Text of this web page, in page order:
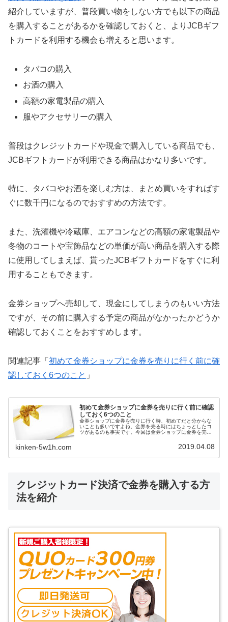
紹介していますが、普段買い物をしない方でも以下の商品
を購入することがあるかを確認しておくと、よりJCBギフ
トカードを利用する機会も増えると思います。
タバコの購入
お酒の購入
高額の家電製品の購入
服やアクセサリーの購入
普段はクレジットカードや現金で購入している商品でも、
JCBギフトカードが利用できる商品はかなり多いです。
特に、タバコやお酒を楽しむ方は、まとめ買いをすればす
ぐに数千円になるのでおすすめの方法です。
また、洗濯機や冷蔵庫、エアコンなどの高額の家電製品や
冬物のコートや宝飾品などの単価が高い商品を購入する際
に使用してしまえば、貰ったJCBギフトカードをすぐに利
用することもできます。
金券ショップへ売却して、現金にしてしまうのもいい方法
ですが、その前に購入する予定の商品がなかったかどうか
確認しておくことをおすすめします。
関連記事「 初めて金券ショップに金券を売りに行く前に確
認しておく6つのこと 」
初めて金券ショップに金券を売りに行く前に確認
しておく6つのこと
金券ショップに金券を売りに行く時、初めてだと分からな
いことも多いですよね。金券を売る時にはちょっとしたコ
ツがあるのも事実です。今回は金券ショップに金券を売る
kinken-5w1h.com 2019.04.08
クレジットカード決済で金券を購入する方
法を紹介